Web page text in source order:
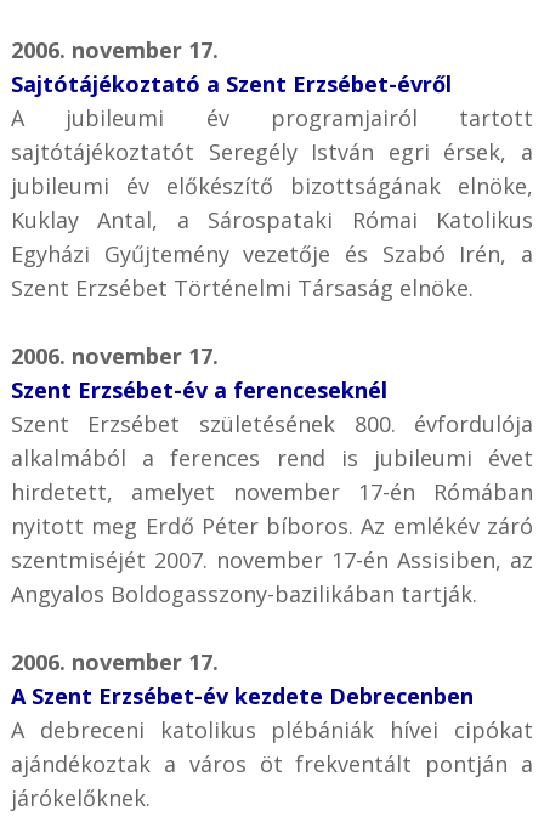
2006. november 17.
Sajtótájékoztató a Szent Erzsébet-évről
A jubileumi év programjairól tartott
sajtótájékoztatót Seregély István egri érsek, a
jubileumi év előkészítő bizottságának elnöke,
Kuklay Antal, a Sárospataki Római Katolikus
Egyházi Gyűjtemény vezetője és Szabó Irén, a
Szent Erzsébet Történelmi Társaság elnöke.
2006. november 17.
Szent Erzsébet-év a ferenceseknél
Szent Erzsébet születésének 800. évfordulója
alkalmából a ferences rend is jubileumi évet
hirdetett, amelyet november 17-én Rómában
nyitott meg Erdő Péter bíboros. Az emlékév záró
szentmiséjét 2007. november 17-én Assisiben, az
Angyalos Boldogasszony-bazilikában tartják.
2006. november 17.
A Szent Erzsébet-év kezdete Debrecenben
A debreceni katolikus plébániák hívei cipókat
ajándékoztak a város öt frekventált pontján a
járókelőknek.